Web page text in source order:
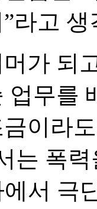
라고 생
가 되
업무를
이라
는 폭
서 극